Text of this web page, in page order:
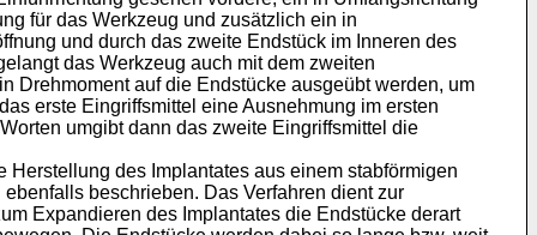
für das Werkzeug und zusätzlich ein in
und durch das zweite Endstück im Inneren des
das Werkzeug auch mit dem zweiten
Drehmoment auf die Endstücke ausgeübt werden, um
erste Eingriffsmittel eine Ausnehmung im ersten
umgibt dann das zweite Eingriffsmittel die
des Implantates aus einem stabförmigen
beschrieben. Das Verfahren dient zur
Expandieren des Implantates die Endstücke derart